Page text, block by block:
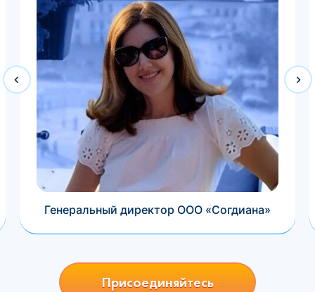
Генеральный директор ООО «Согдиана»
Присоединяйтесь